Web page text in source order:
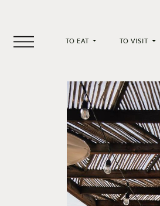
TO EAT TO VISIT